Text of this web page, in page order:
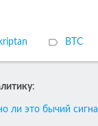
kriptan BTC
:
ли это бычий